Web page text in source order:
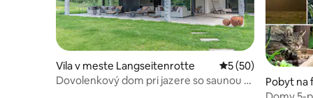
Vila v meste Langseitenrotte Priemerné
5 (50)
Dovolenkový dom pri jazere so saunou a
Pobyt na
nitz